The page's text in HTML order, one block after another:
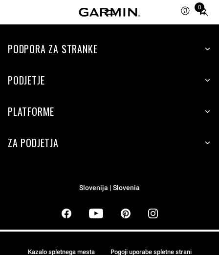
0
Total
items
cart:
PODPORA ZA STRANKE
PODJETJE
PLATFORME
ZA PODJETJA
Slovenija | Slovenia
Kazalo spletnega mesta Pogoji uporabe spletne strani